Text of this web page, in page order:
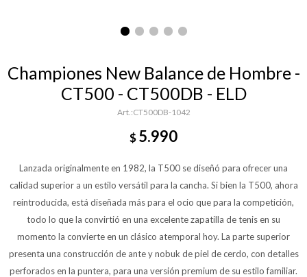
Championes New Balance de Hombre -
CT500 - CT500DB - ELD
CT500DB-1042
$5.990
Lanzada originalmente en 1982, la T500 se diseñó para ofrecer una
calidad superior a un estilo versátil para la cancha. Si bien la T500, ahora
reintroducida, está diseñada más para el ocio que para la competición,
todo lo que la convirtió en una excelente zapatilla de tenis en su
momento la convierte en un clásico atemporal hoy. La parte superior
presenta una construcción de ante y nobuk de piel de cerdo, con detalles
perforados en la puntera, para una versión premium de su estilo familiar.